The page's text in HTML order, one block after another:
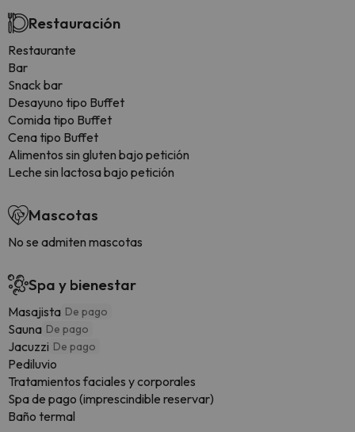
Restauración
Restaurante
Bar
Snack bar
Desayuno tipo Buffet
Comida tipo Buffet
Cena tipo Buffet
Alimentos sin gluten bajo petición
Leche sin lactosa bajo petición
Mascotas
No se admiten mascotas
Spa y bienestar
Masajista De pago
Sauna De pago
Jacuzzi De pago
Pediluvio
Tratamientos faciales y corporales
Spa de pago (imprescindible reservar)
Baño termal